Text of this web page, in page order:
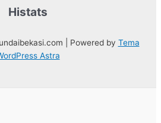
Histats
| Powered by Tema
Astra